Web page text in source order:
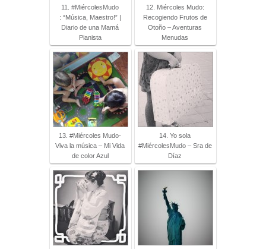
11. #MiércolesMudo
: “Música, Maestro!” |
Diario de una Mamá
Pianista
12. Miércoles Mudo:
Recogiendo Frutos de
Otoño – Aventuras
Menudas
13. #Miércoles Mudo-
Viva la música – Mi Vida
de color Azul
14. Yo sola
#MiércolesMudo – Sra de
Díaz